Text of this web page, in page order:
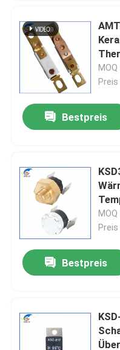
Bestpreis
Preis
Bestpreis